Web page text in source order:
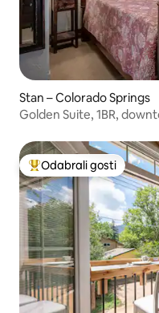
Stan – Colorado Springs
Golden Suite, 1BR,
Među najviše
Odabrali gosti